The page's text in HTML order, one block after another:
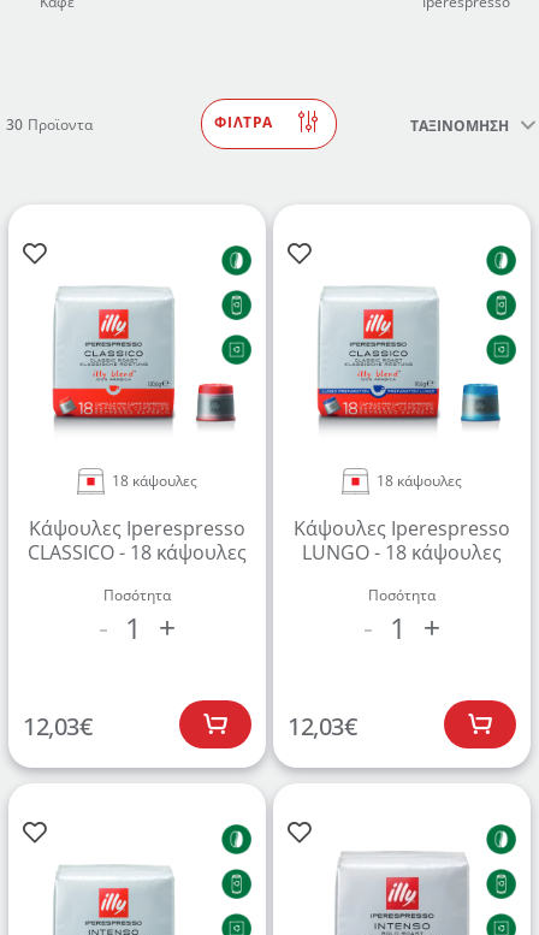
30 Προϊοντα ΦΙΛΤΡΑ ΤΑΞΙΝΟΜΗΣΗ
18 κάψουλες
Κάψουλες Iperespresso
CLASSICO - 18 κάψουλες
Ποσότητα
- 1 +
12,03€
18 κάψουλες
Κάψουλες Iperespresso
LUNGO - 18 κάψουλες
Ποσότητα
- 1 +
12,03€